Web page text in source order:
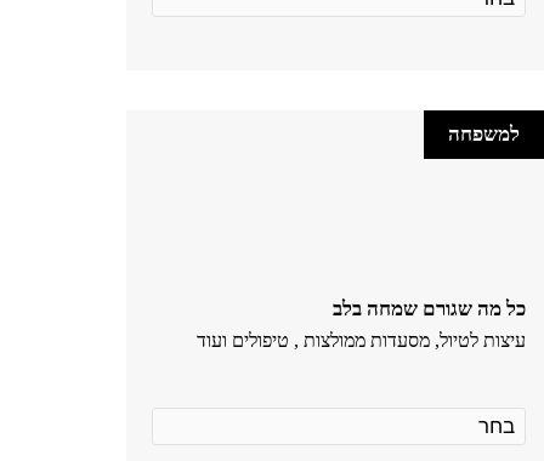
למשפחה
כל מה שגורם שמחה בלב
עיצות לטיול, מסעדות ממולצות , טיפולים ועוד